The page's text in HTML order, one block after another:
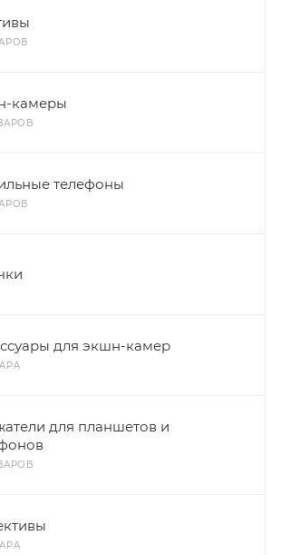
камеры
телефоны
для экшн-камер
для планшетов и